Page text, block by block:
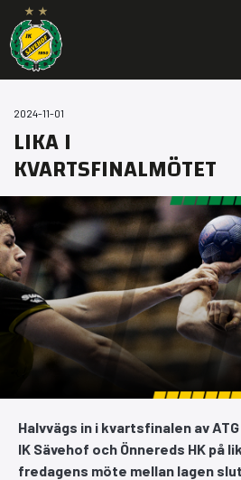
2024-11-01
LIKA I
KVARTSFINALMÖTET
Halvvägs in i kvartsfinalen av
IK Sävehof och Önnereds HK på
fredagens möte mellan lagen